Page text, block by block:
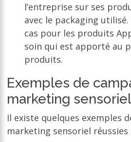
l’entreprise sur ses
avec le packaging utilisé.
cas pour les produits
soin qui est apporté au
produits.
Exemples de
marketing
Il existe quelques exemples
marketing sensoriel réussies